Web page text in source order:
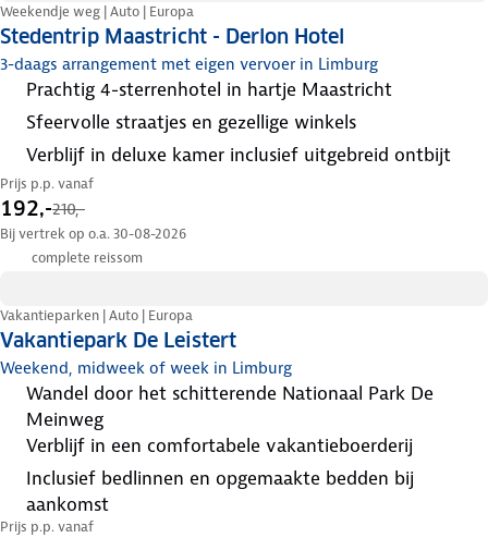
Stedentrip Maastricht - Derlon Hotel
Weekendje weg | Auto | Europa
3-daags arrangement met eigen vervoer in Limburg
prachtig 4-sterrenhotel in hartje Maastricht
sfeervolle straatjes en gezellige winkels
verblijf in deluxe kamer inclusief uitgebreid ontbijt
Prijs p.p. vanaf
192,-210,-
Bij vertrek op o.a. 30-08-2026
complete reissom
Vakantiepark De Leistert
Vakantieparken | Auto | Europa
Weekend, midweek of week in Limburg
wandel door het schitterende Nationaal Park De
Meinweg
verblijf in een comfortabele vakantieboerderij
inclusief bedlinnen en opgemaakte bedden bij
aankomst
Prijs p.p. vanaf